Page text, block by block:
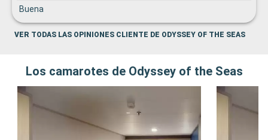
Buena
VER TODAS LAS OPINIONES CLIENTE DE ODYSSEY OF THE SEAS
Los camarotes de Odyssey of the Seas